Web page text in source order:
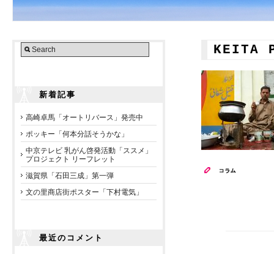
新着記事
高崎卓馬「オートリバース」発売中
ポッキー「何本分話そうかな」
中京テレビ 乳がん啓発活動「ススメ」
プロジェクト リーフレット
滋賀県「石田三成」第一弾
文の里商店街ポスター「下村電気」
最近のコメント
KEITA